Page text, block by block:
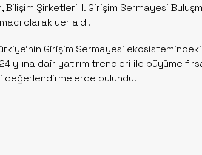
Bilişim Şirketleri II. Girişim Sermayesi
olarak yer aldı.
Girişim Sermayesi
yılına dair yatırım trendleri ile büyüme
değerlendirmelerde bulundu.